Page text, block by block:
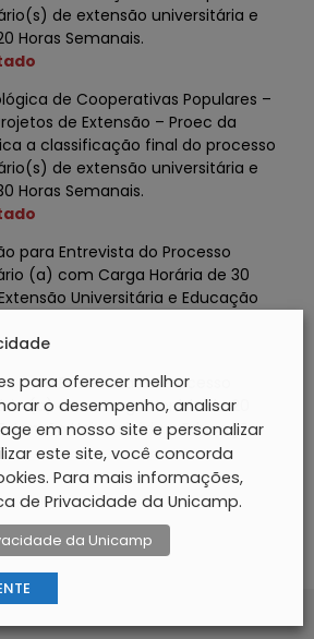
de extensão universitária e
Horas Semanais.
de Cooperativas Populares –
de Extensão – Proec da
a classificação final do processo
de extensão universitária e
Horas Semanais.
para Entrevista do Processo
(a) com Carga Horária de 30
Universitária e Educação
para Entrevista do Processo
(a) com Carga Horária de 20
Universitária e Educação
para oferecer melhor
o desempenho, analisar
em nosso site e personalizar
este site, você concorda
Para mais informações,
de Privacidade da Unicamp.
da Unicamp